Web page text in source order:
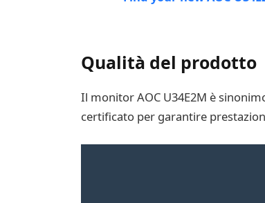
Qualità del prodotto
Il monitor AOC U34E2M è
certificato per garantire